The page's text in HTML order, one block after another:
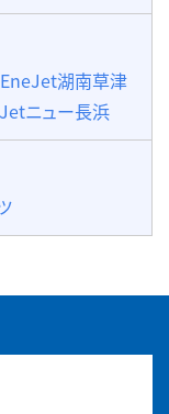
EneJet湖南草津
ニュー長浜